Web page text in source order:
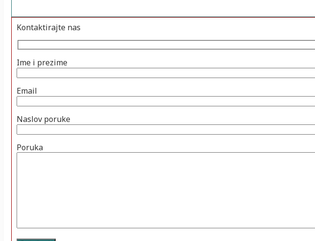
Kontaktirajte nas
Ime i prezime
Email
Naslov poruke
Poruka